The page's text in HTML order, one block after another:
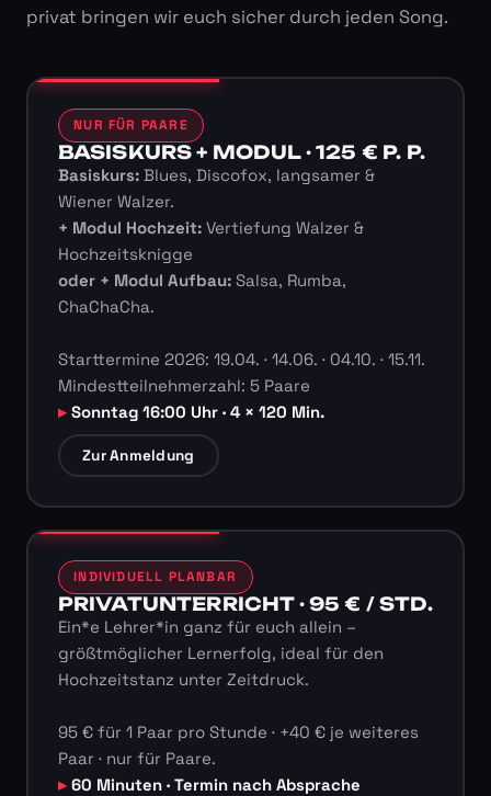
privat bringen wir euch sicher durch jeden Song.
NUR FÜR PAARE
BASISKURS + MODUL · 125 € P. P.
Basiskurs:Blues, Discofox, langsamer &
Wiener Walzer.
+ Modul Hochzeit:Vertiefung Walzer &
Hochzeitsknigge
oder + Modul Aufbau:Salsa, Rumba,
ChaChaCha.
Starttermine 2026: 19.04. · 14.06. · 04.10. · 15.11.
Mindestteilnehmerzahl: 5 Paare
Sonntag 16:00 Uhr · 4 × 120 Min.
Zur Anmeldung
INDIVIDUELL PLANBAR
PRIVATUNTERRICHT · 95 € / STD.
Ein*e Lehrer*in ganz für euch allein –
größtmöglicher Lernerfolg, ideal für den
Hochzeitstanz unter Zeitdruck.
95 € für 1 Paar pro Stunde · +40 € je weiteres
Paar · nur für Paare.
60 Minuten · Termin nach Absprache